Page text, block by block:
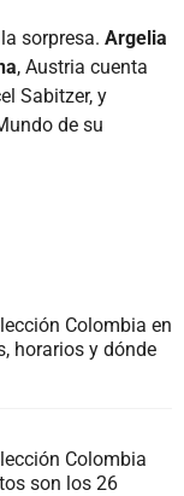
sorpresa. Argelia
, Austria cuenta
Sabitzer, y
de su
Colombia en
horarios y dónde
Colombia
son los 26